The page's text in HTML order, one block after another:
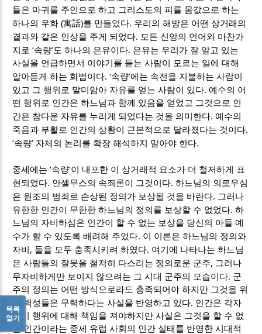
들은 마귀를 주인으로 하고 그리스도의 피를 몸값으로 하는
하나의 우화(寓話)를 만들었다. 우리의 해방은 어떤 상거래의
결과와 같은 인상을 주게 되었다. 모든 신앙의 언어와 마찬가
지로‘속량’도 하나의 은유이다. 은유는 우리가 잘 알고 있는
사실을 언급하면서 이야기를 듣는 사람이 모르는 일에 대해
알아듣게 하는 화법이다. ‘속량’에는 속전을 지불하는 사람이
있고 그 행위로 말미암아 자유를 얻는 사람이 있다.예수의 어
떤 행위로 인간은 하느님과 함께 있음을 얻었고 그것으로 인
간은 참다운 자유를 누리게 되었다는 것을 의미한다.예수의
죽음과 부활로 인간의 상황이 근본적으로 달라졌다는 것이다.
‘속량’ 자체의 논리를 확장 해석하지 말아야 한다.
중세에는‘속량’이 내포한 이 상거래적 요소가 더 철저하게 표
현되었다. 안셀무스의 속죄론이 그것이다.하느님의 의로우심
은 원조의 범죄로 손상된 정의가 보상될 것을 바란다. 그러나
유한한 인간이 무한한 하느님의 정의를 보상할 수 없었다.하
느님의 자비하심은 인간이 할 수 없는 보상을 당신의 아들 예
수가 할 수 있도록 배려해 주었다. 이 이론은 하느님의 정의와
자비 , 둘을 모두 충족시키려 하였다. 여기에 나타나는 하느님
은 사람들의 잘못을 철저히 다스리는 정의로운 군주, 그러나
무자비하게만 보이지 않으려는 그 시대 군주의 모습이다. 군
주의 정의는 어떤 방식으로라도 충족되어야 하지만 그것을 위
해 백성들은 무력하다는 사실을 반영하고 있다. 인간은 각자
자기 행위에 대해 책임을 져야하지만 사실은 그것을 할 수 없
는 인간이라는 중세 유럽 사회의 인간 실태를 반영한 시대적
목록
열기